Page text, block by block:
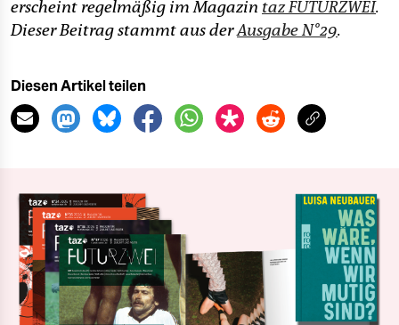
erscheint regelmäßig im Magazin taz FUTURZWEI.
Dieser Beitrag stammt aus derAusgabe N°29.
Diesen Artikel teilen